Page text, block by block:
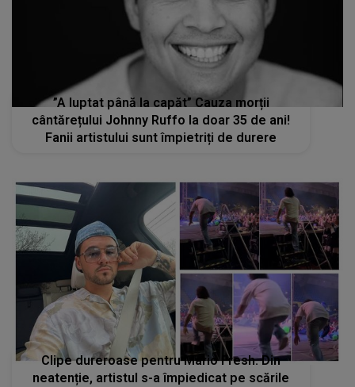
”A luptat până la capăt” Cauza morții
cântărețului Johnny Ruffo la doar 35 de ani!
Fanii artistului sunt împietriți de durere
Clipe dureroase pentru Mario Fresh. Din
neatenție, artistul s-a împiedicat pe scările